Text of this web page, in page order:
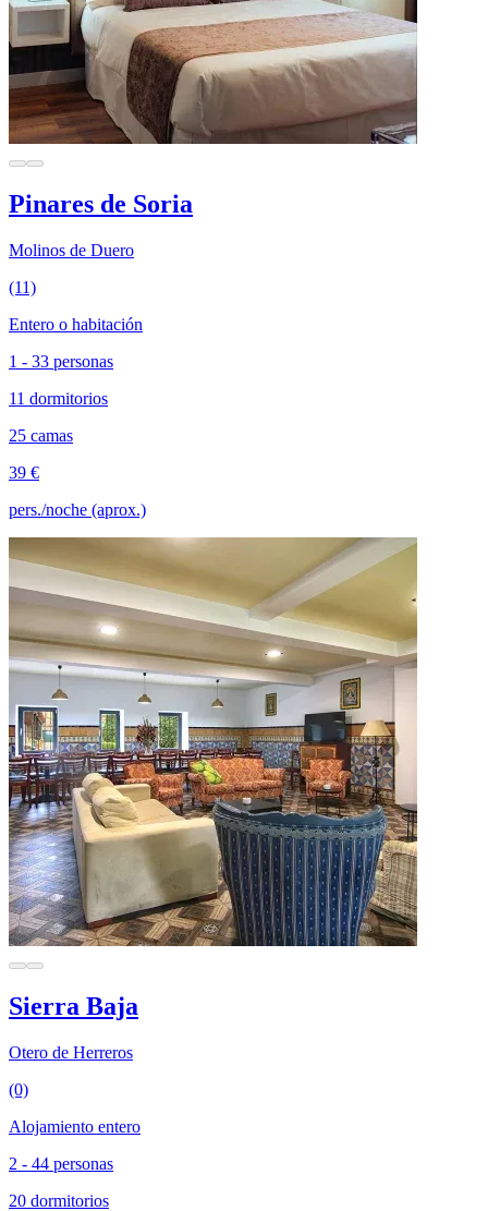
Pinares de Soria
Molinos de Duero
(11)
Entero o habitación
1 - 33 personas
11 dormitorios
25 camas
39 €
pers./noche (aprox.)
Sierra Baja
Otero de Herreros
(0)
Alojamiento entero
2 - 44 personas
20 dormitorios